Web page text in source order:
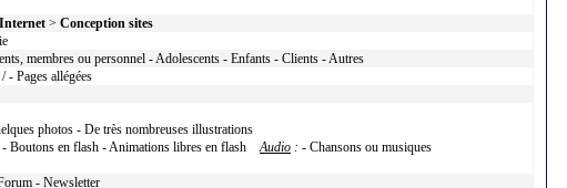
> Conception sites
membres ou personnel - Adolescents - Enfants - Clients - Autres
Pages allégées
photos - De très nombreuses illustrations
- Boutons en flash - Animations libres en flashAudio : - Chansons ou musiques
- Newsletter